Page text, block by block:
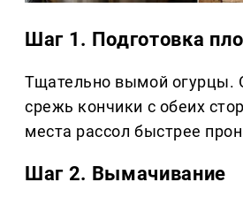
Шаг 1. Подготовка
Тщательно вымой огурцы.
срежь кончики с обеих
места рассол быстрее
Шаг 2. Вымачивание